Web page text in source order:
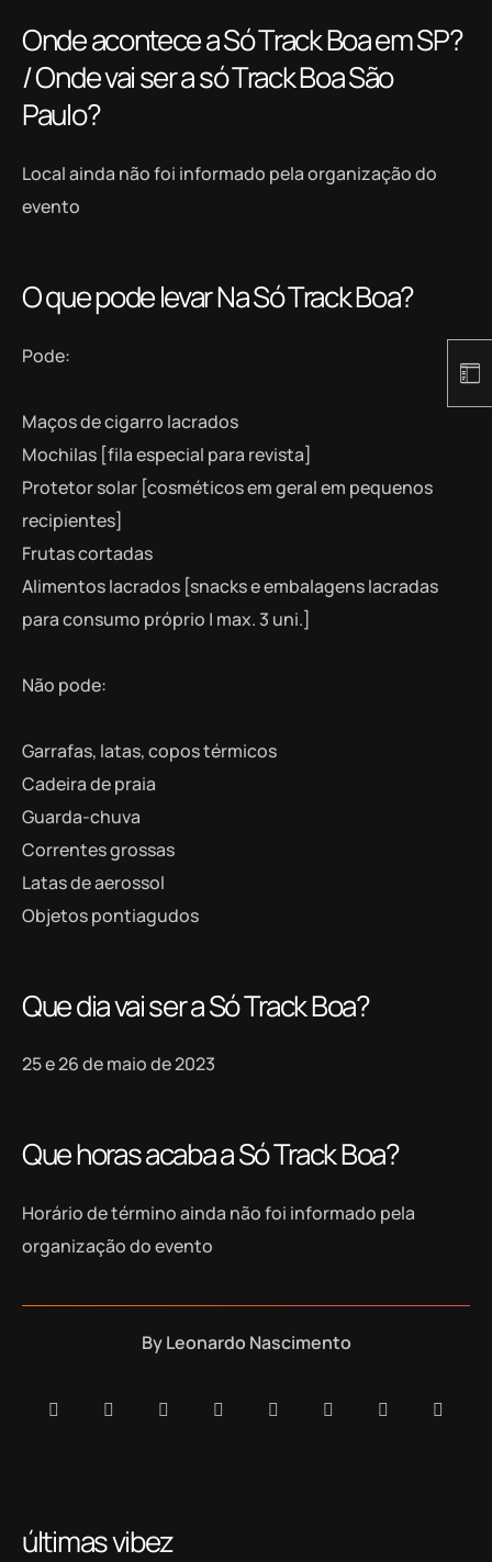
Onde acontece a Só Track Boa em SP?
/ Onde vai ser a só Track Boa São
Paulo?
Local ainda não foi informado pela organização do
evento
O que pode levar Na Só Track Boa?
Pode:
Maços de cigarro lacrados
Mochilas [fila especial para revista]
Protetor solar [cosméticos em geral em pequenos
recipientes]
Frutas cortadas
Alimentos lacrados [snacks e embalagens lacradas
para consumo próprio | max. 3 uni.]
Não pode:
Garrafas, latas, copos térmicos
Cadeira de praia
Guarda-chuva
Correntes grossas
Latas de aerossol
Objetos pontiagudos
Que dia vai ser a Só Track Boa?
25 e 26 de maio de 2023
Que horas acaba a Só Track Boa?
Horário de término ainda não foi informado pela
organização do evento
ByLeonardo Nascimento
últimas vibez